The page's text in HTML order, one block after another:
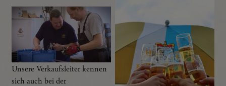
Unsere Verkaufsleiter kennen
sich auch bei der